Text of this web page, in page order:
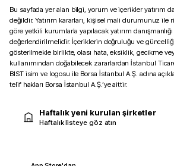
Bu sayfada yer alan bilgi, yorum ve içerikler yatırım
değildir. Yatırım kararları, kişisel mali durumunuz
göre yetkili kurumlarla yapılacak yatırım
değerlendirilmelidir. İçeriklerin doğruluğu ve
gösterilmekle birlikte, olası hata, eksiklik, gecikme
kullanımından doğabilecek zararlardan İstanbul
BIST isim ve logosu ile Borsa İstanbul A.Ş. adına
telif hakları Borsa İstanbul A.Ş.’ye aittir.
Haftalık yeni kurulan şirketler
Haftalık listeye göz atın